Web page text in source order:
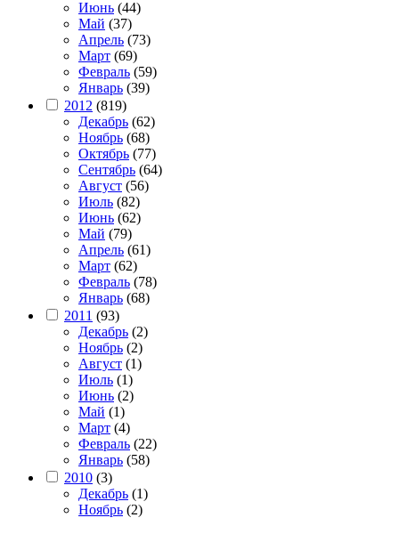
Июнь (44)
Май (37)
Апрель (73)
Март (69)
Февраль (59)
Январь (39)
2012 (819)
Декабрь (62)
Ноябрь (68)
Октябрь (77)
Сентябрь (64)
Август (56)
Июль (82)
Июнь (62)
Май (79)
Апрель (61)
Март (62)
Февраль (78)
Январь (68)
2011 (93)
Декабрь (2)
Ноябрь (2)
Август (1)
Июль (1)
Июнь (2)
Май (1)
Март (4)
Февраль (22)
Январь (58)
2010 (3)
Декабрь (1)
Ноябрь (2)